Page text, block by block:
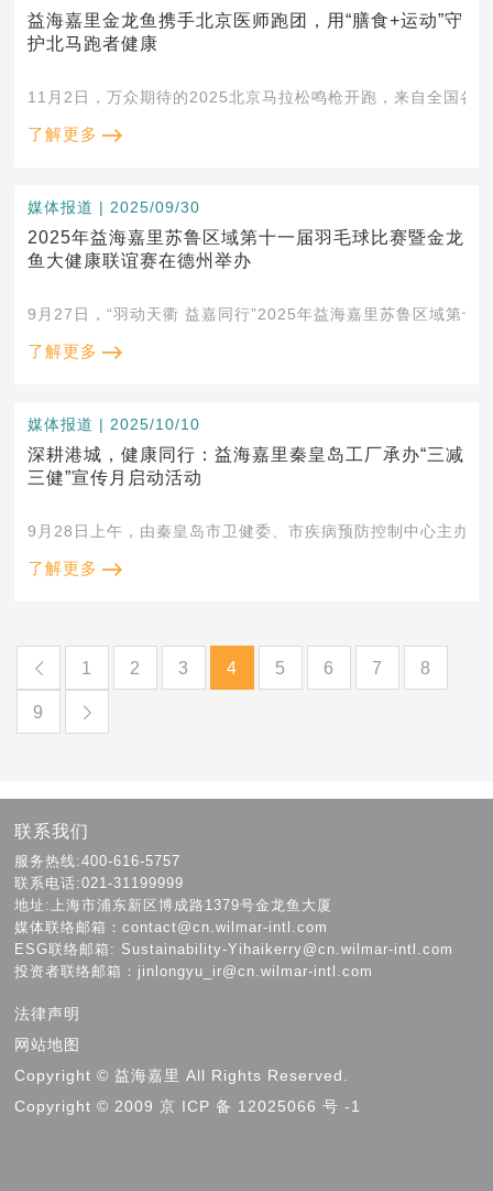
益海嘉里金龙鱼携手北京医师跑团，用“膳食+运动”守
护北马跑者健康
11月2日，万众期待的2025北京马拉松鸣枪开跑，来自全国各
了解更多
媒体报道 | 2025/09/30
2025年益海嘉里苏鲁区域第十一届羽毛球比赛暨金龙
鱼大健康联谊赛在德州举办
9月27日，“羽动天衢 益嘉同行”2025年益海嘉里苏鲁区域第
了解更多
媒体报道 | 2025/10/10
深耕港城，健康同行：益海嘉里秦皇岛工厂承办“三减
三健”宣传月启动活动
9月28日上午，由秦皇岛市卫健委、市疾病预防控制中心主办
了解更多
1 2 3 4 5 6 7 8
9
联系我们
服务热线:400-616-5757
联系电话:021-31199999
地址:上海市浦东新区博成路1379号金龙鱼大厦
媒体联络邮箱：contact@cn.wilmar-intl.com
ESG联络邮箱: Sustainability-Yihaikerry@cn.wilmar-intl.com
投资者联络邮箱：jinlongyu_ir@cn.wilmar-intl.com
法律声明
网站地图
Copyright © 益海嘉里 All Rights Reserved.
Copyright © 2009 京 ICP 备 12025066 号 -1